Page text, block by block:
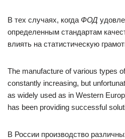
В тех случаях, когда ФОД
определенным стандартам
влиять на статистическую
The manufacture of various types
constantly increasing, but
as widely used as in Western
has been providing successful
В России производство